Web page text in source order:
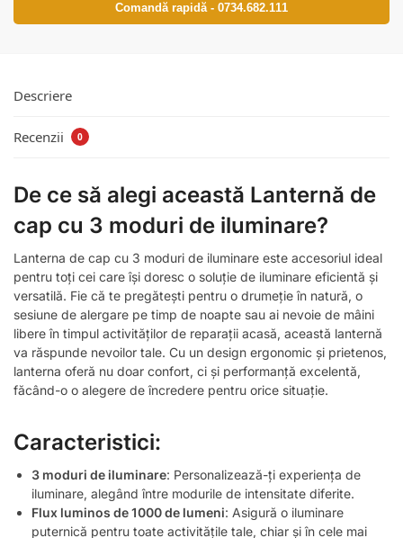
Comandă rapidă - 0734.682.111
Descriere
Recenzii 0
De ce să alegi această Lanternă de
cap cu 3 moduri de iluminare?
Lanterna de cap cu 3 moduri de iluminare este accesoriul ideal
pentru toți cei care își doresc o soluție de iluminare eficientă și
versatilă. Fie că te pregătești pentru o drumeție în natură, o
sesiune de alergare pe timp de noapte sau ai nevoie de mâini
libere în timpul activităților de reparații acasă, această lanternă
va răspunde nevoilor tale. Cu un design ergonomic și prietenos,
lanterna oferă nu doar confort, ci și performanță excelentă,
făcând-o o alegere de încredere pentru orice situație.
Caracteristici:
3 moduri de iluminare: Personalizează-ți experiența de
iluminare, alegând între modurile de intensitate diferite.
Flux luminos de 1000 de lumeni: Asigură o iluminare
puternică pentru toate activitățile tale, chiar și în cele mai